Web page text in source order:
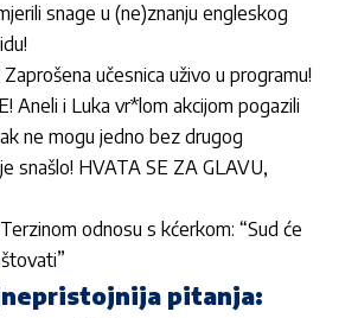
snage u (ne)znanju engleskog
učesnica uživo u programu!
Aneli i Luka vr*lom akcijom pogazili
ne mogu jedno bez drugog
snašlo! HVATA SE ZA GLAVU,
odnosu s kćerkom: “Sud će
pitanja: